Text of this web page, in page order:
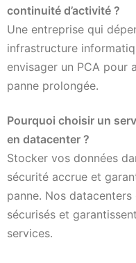
continuité d’activité ?
Une entreprise qui
infrastructure
envisager un PCA pour
panne prolongée.
Pourquoi choisir un
en datacenter ?
Stocker vos données
sécurité accrue et
panne. Nos
sécurisés et
services.